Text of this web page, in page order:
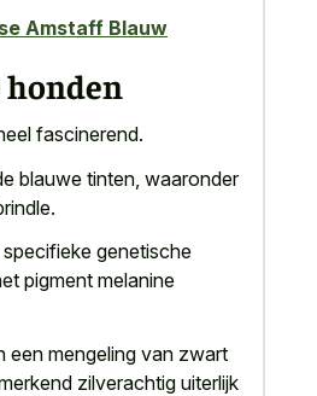
Amstaff Blauw
fascinerend.
blauwe tinten, waaronder
genetische
pigment melanine
een mengeling van zwart
zilverachtig uiterlijk